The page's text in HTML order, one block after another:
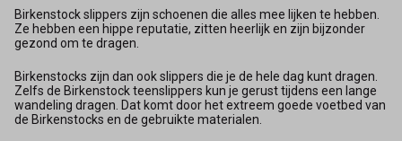
Birkenstock slippers zijn schoenen die alles mee lijken te hebben.
Ze hebben een hippe reputatie, zitten heerlijk en zijn bijzonder
gezond om te dragen.
Birkenstocks zijn dan ook slippers die je de hele dag kunt dragen.
Zelfs de Birkenstock teenslippers kun je gerust tijdens een lange
wandeling dragen. Dat komt door het extreem goede voetbed van
de Birkenstocks en de gebruikte materialen.